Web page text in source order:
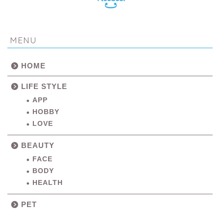
MENU
HOME
LIFE STYLE
APP
HOBBY
LOVE
BEAUTY
FACE
BODY
HEALTH
PET